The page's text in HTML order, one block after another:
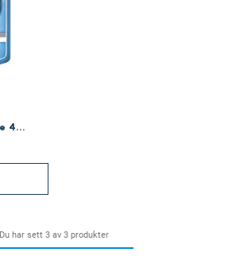
Klubbmärkessköld Large 42cm
Du har sett 3 av 3 produkter